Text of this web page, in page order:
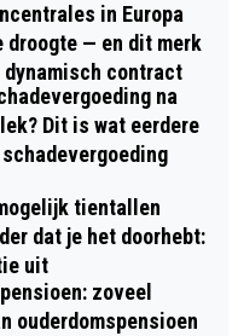
in Europa
droogte — en dit merk
dynamisch contract
na
Dit is wat eerdere
tientallen
dat je het doorhebt:
uit
zoveel
ouderdomspensioen